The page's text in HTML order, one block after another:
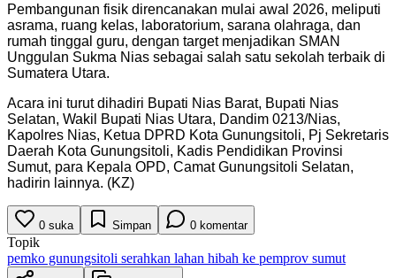
Pembangunan fisik direncanakan mulai awal 2026, meliputi
asrama, ruang kelas, laboratorium, sarana olahraga, dan
rumah tinggal guru, dengan target menjadikan SMAN
Unggulan Sukma Nias sebagai salah satu sekolah terbaik di
Sumatera Utara.
Acara ini turut dihadiri Bupati Nias Barat, Bupati Nias
Selatan, Wakil Bupati Nias Utara, Dandim 0213/Nias,
Kapolres Nias, Ketua DPRD Kota Gunungsitoli, Pj Sekretaris
Daerah Kota Gunungsitoli, Kadis Pendidikan Provinsi
Sumut, para Kepala OPD, Camat Gunungsitoli Selatan,
hadirin lainnya. (KZ)
0 suka Simpan 0 komentar
Topik
pemko gunungsitoli serahkan lahan hibah ke pemprov sumut